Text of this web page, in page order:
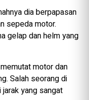
dia berpapasan
sepeda motor.
gelap dan helm yang
motor dan
Salah seorang di
yang sangat